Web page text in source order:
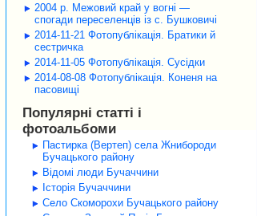
2004 р. Межовий край у вогні —
спогади переселенців із с. Бушковичі
2014-11-21 Фотопублікація. Братики й
сестричка
2014-11-05 Фотопублікація. Сусідки
2014-08-08 Фотопублікація. Коненя на
пасовищі
Популярні статті і
фотоальбоми
Пастирка (Вертеп) села Жнибороди
Бучацького району
Відомі люди Бучаччини
Історія Бучаччини
Село Скоморохи Бучацького району